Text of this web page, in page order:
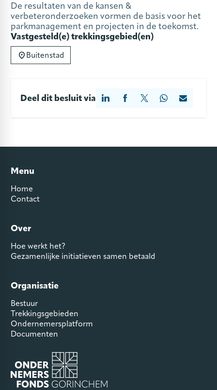
De resultaten van de kansen &
verbeteronderzoeken vormen de basis voor het
parkmanagement en projecten in de toekomst.
Vastgesteld(e) trekkingsgebied(en)
Buitenstad
Deel dit besluit via
Menu
Home
Contact
Over
Hoe werkt het?
Gezamenlijke initiatieven samen betaald
Organisatie
Bestuur
Trekkingsgebieden
Ondernemersplatform
Documenten